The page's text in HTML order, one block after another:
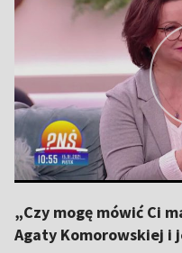
„Czy mogę mówić Ci
Agaty Komorowskiej i